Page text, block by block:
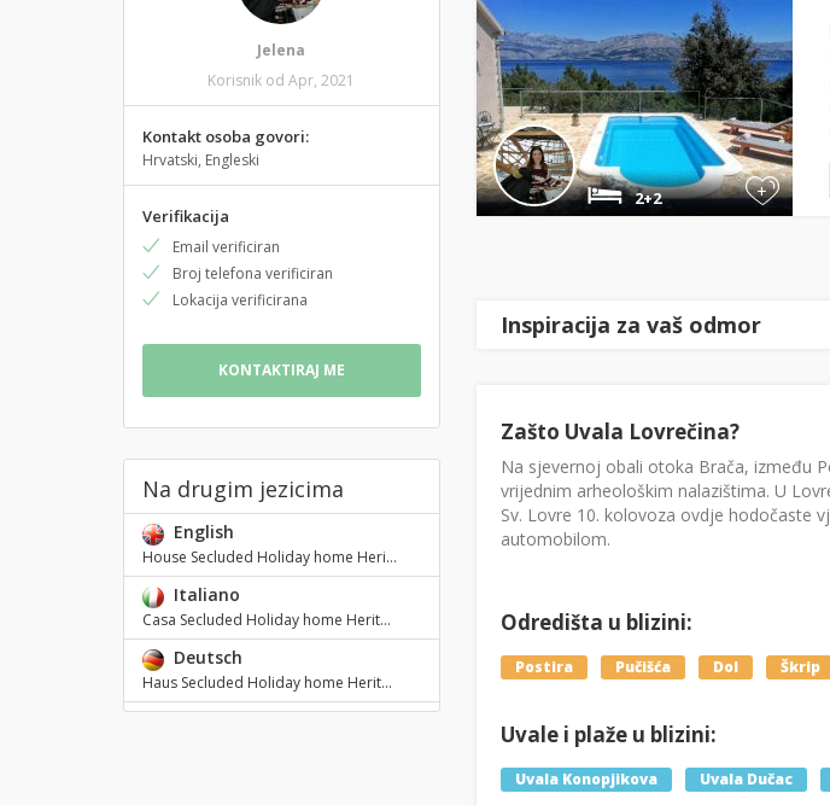
Jelena
Korisnik od Apr, 2021
Kontakt osoba govori:
Hrvatski, Engleski
Verifikacija
Email verificiran
Broj telefona verificiran
Lokacija verificirana
KONTAKTIRAJ ME
Na drugim jezicima
English
House Secluded Holiday home Heri...
Italiano
Casa Secluded Holiday home Herit...
Deutsch
Haus Secluded Holiday home Herit...
+
2+2
Inspiracija za vaš odmor
Zašto Uvala Lovrečina?
Na sjevernoj obali otoka Brača, između
vrijednim arheološkim nalazištima. U
Sv. Lovre 10. kolovoza ovdje hodočaste
automobilom.
Odredišta u blizini:
Postira Pučišća Dol Škrip
Uvale i plaže u blizini:
Uvala Konopjikova Uvala Dučac